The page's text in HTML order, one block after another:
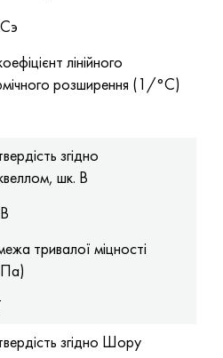
лінійного
розширення (1/°С)
згідно
шк. В
тривалої міцності
згідно Шору